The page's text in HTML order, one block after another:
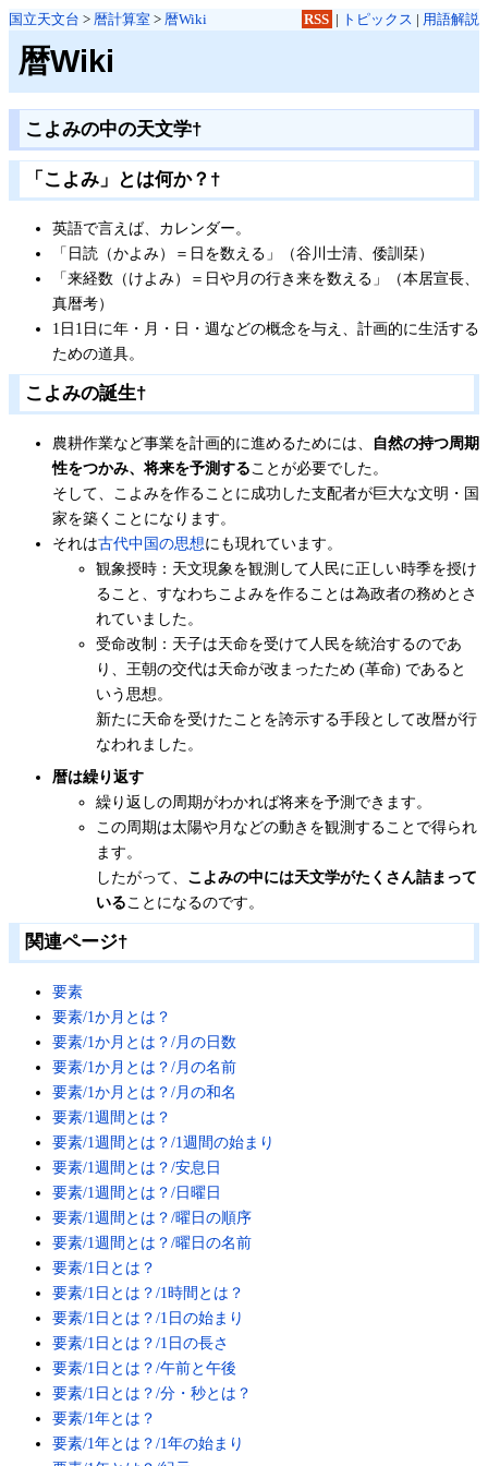
国立天文台 > 暦計算室 > 暦Wiki RSS | トピックス | 用語解説
暦Wiki
こよみの中の天文学†
「こよみ」とは何か？ †
英語で言えば、カレンダー。
「日読（かよみ）＝日を数える」（谷川士清、倭訓栞）
「来経数（けよみ）＝日や月の行き来を数える」（本居宣長、
真暦考）
1日1日に年・月・日・週などの概念を与え、計画的に生活する
ための道具。
こよみの誕生†
農耕作業など事業を計画的に進めるためには、
自然の持つ周期
性をつかみ、将来を予測することが必要でした。
そして、こよみを作ることに成功した支配者が巨大な文明・国
家を築くことになります。
それは古代中国の思想にも現れています。
観象授時：天文現象を観測して人民に正しい時季を授け
ること、すなわちこよみを作ることは為政者の務めとさ
れていました。
受命改制：天子は天命を受けて人民を統治するのであ
り、王朝の交代は天命が改まったため (革命) であると
いう思想。
新たに天命を受けたことを誇示する手段として改暦が行
なわれました。
暦は繰り返す
繰り返しの周期がわかれば将来を予測できます。
この周期は太陽や月などの動きを観測することで得られ
ます。
したがって、 こよみの中には天文学がたくさん詰まって
いることになるのです。
関連ページ†
要素
要素/1か月とは？
要素/1か月とは？/月の日数
要素/1か月とは？/月の名前
要素/1か月とは？/月の和名
要素/1週間とは？
要素/1週間とは？/1週間の始まり
要素/1週間とは？/安息日
要素/1週間とは？/日曜日
要素/1週間とは？/曜日の順序
要素/1週間とは？/曜日の名前
要素/1日とは？
要素/1日とは？/1時間とは？
要素/1日とは？/1日の始まり
要素/1日とは？/1日の長さ
要素/1日とは？/午前と午後
要素/1日とは？/分・秒とは？
要素/1年とは？
要素/1年とは？/1年の始まり